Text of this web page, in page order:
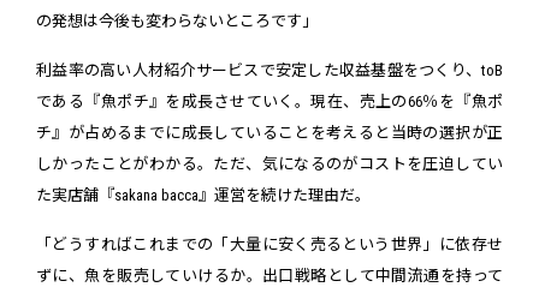
の発想は今後も変わらないところです」
利益率の高い人材紹介サービスで安定した収益基盤をつくり、toB
である『魚ポチ』を成長させていく。現在、売上の66％を『魚ポ
チ』が占めるまでに成長していることを考えると当時の選択が正
しかったことがわかる。ただ、気になるのがコストを圧迫してい
た実店舗『sakana bacca』運営を続けた理由だ。
「どうすればこれまでの「大量に安く売るという世界」に依存せ
ずに、魚を販売していけるか。出口戦略として中間流通を持って